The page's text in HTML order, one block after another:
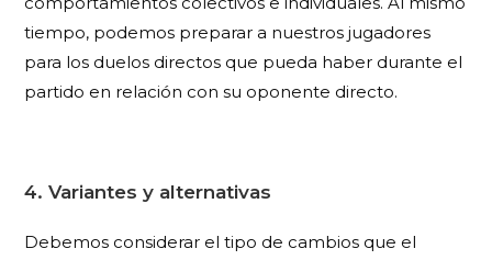
tiempo, podemos preparar a nuestros jugadores
para los duelos directos que pueda haber durante el
partido en relación con su oponente directo.
4. Variantes y alternativas
Debemos considerar el tipo de cambios que el